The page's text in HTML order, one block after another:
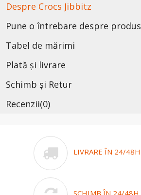
Despre Crocs Jibbitz
Pune o întrebare despre produs
Tabel de mărimi
Plată și livrare
Schimb și Retur
Recenzii(0)
LIVRARE ÎN 24/48H
SCHIMB ÎN 24/48H